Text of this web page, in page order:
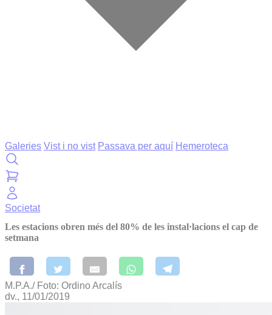
Galeries Vist i no vist Passava per aquí Hemeroteca
Societat
Les estacions obren més del 80% de les instal·lacions el cap de
setmana
M.P.A./ Foto: Ordino Arcalís
dv., 11/01/2019